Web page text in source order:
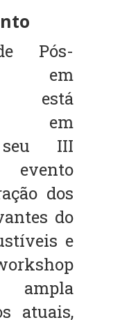
Pós-
em
está
em
III
evento
dos
do
e
ampla
atuais,